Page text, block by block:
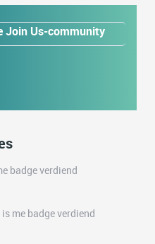
Join Us-community
badge verdiend
me badge verdiend